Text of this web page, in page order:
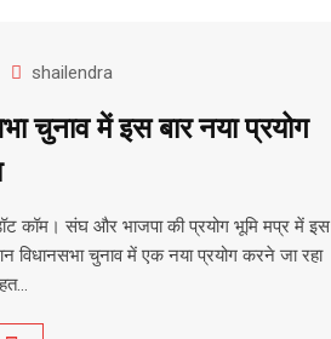
shailendra
चुनाव में इस बार नया प्रयोग
कॉम। संघ और भाजपा की प्रयोग भूमि मप्र में इस
विधानसभा चुनाव में एक नया प्रयोग करने जा रहा